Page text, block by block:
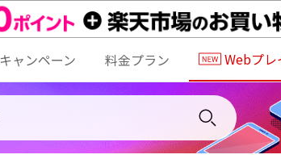
キャンペーン 料金プラン Webプレ